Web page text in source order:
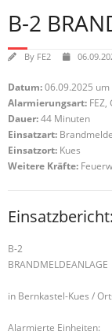
B-2
By FE2
Datum:06.09.2025
Alarmierungsart: FEZ,
Dauer:44 Minuten
Einsatzart:
Einsatzort: Kues
Weitere Kräfte:
Einsatzbericht:
B-2
BRANDMELDEANLAGE
in Bernkastel-Kues /
Alarmierte Einheiten: